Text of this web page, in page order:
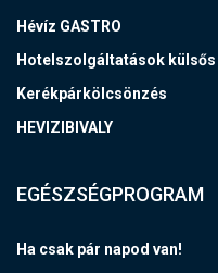
Hévíz GASTRO
Hotelszolgáltatások
Kerékpárkölcsönzés
HEVIZIBIVALY
EGÉSZSÉGPROGRAM
Ha csak pár napod van!